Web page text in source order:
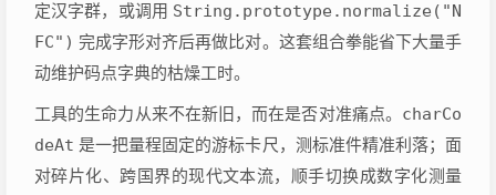
定汉字群，或调用 String.prototype.normalize("N
FC") 完成字形对齐后再做比对。这套组合拳能省下大量手
动维护码点字典的枯燥工时。
工具的生命力从来不在新旧，而在是否对准痛点。 charCo
deAt 是一把量程固定的游标卡尺，测标准件精准利落；面
对碎片化、跨国界的现代文本流，顺手切换成数字化测量